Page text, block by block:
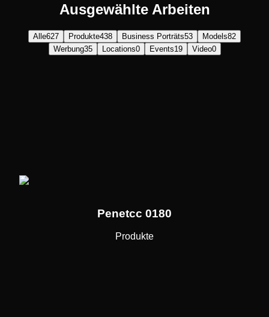
Ausgewählte Arbeiten
Alle627 Produkte438 Business Porträts53 Models82
Werbung35 Locations0 Events19 Video0
Penetcc 0180
Produkte